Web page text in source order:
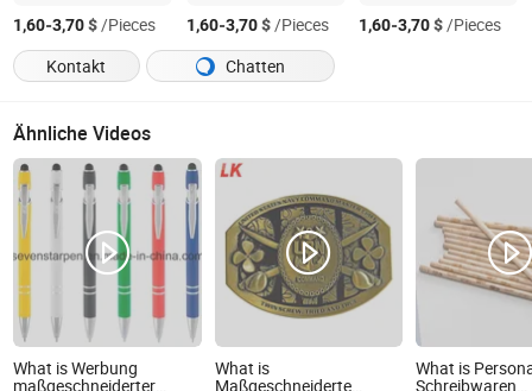
1,60-3,70$/Pieces 1,60-3,70$/Pieces 1,60-3,70$/Pieces
Kontakt
Chatten
Ähnliche Videos
What is Werbung
maßgeschneiderter
What is
Maßgeschneiderte
What is
Schreibwaren